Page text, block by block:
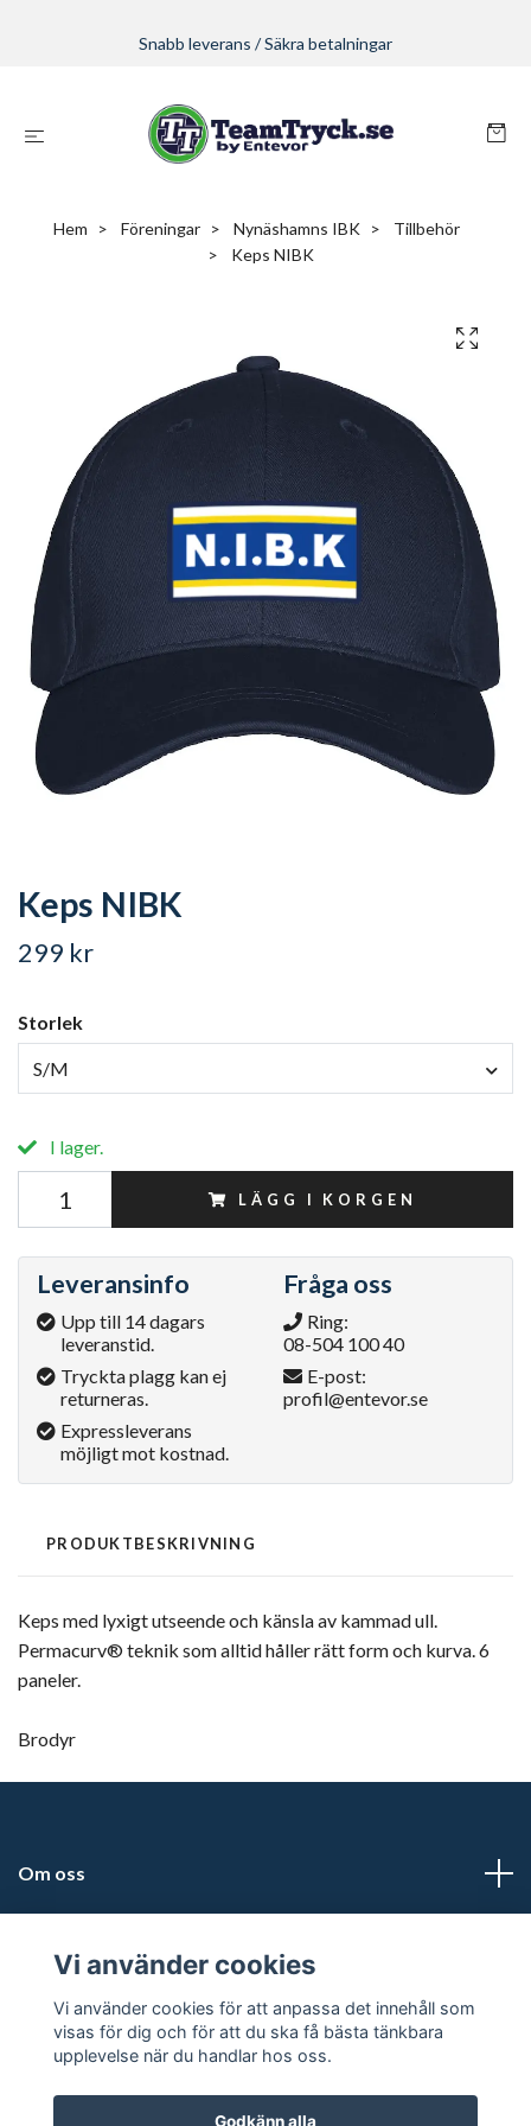
Snabb leverans / Säkra betalningar
Hem Föreningar Nynäshamns IBK
Tillbehör
Keps NIBK
Keps NIBK
299 kr
Storlek
S/M
I lager.
LÄGG I KORGEN
Leveransinfo
Upp till 14 dagars
leveranstid.
Tryckta plagg kan ej
returneras.
Expressleverans
möjligt mot kostnad.
Fråga oss
Ring:
08-504 100 40
E-post:
profil@entevor.se
PRODUKTBESKRIVNING
Keps med lyxigt utseende och känsla av kammad ull.
Permacurv® teknik som alltid håller rätt form och kurva. 6
paneler.
Brodyr
Om oss
Läs mer
Vi använder cookies
Vi använder cookies för att anpassa det innehåll som
visas för dig och för att du ska få bästa tänkbara
upplevelse när du handlar hos oss.
Godkänn alla